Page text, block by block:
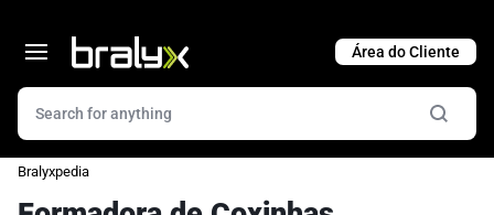
Bralyxpedia